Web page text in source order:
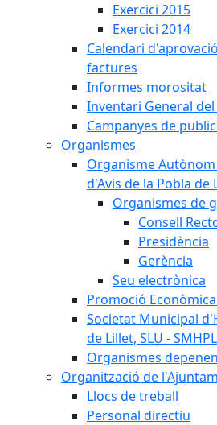
Exercici 2015
Exercici 2014
Calendari
factures
Informes morositat
Inventari General
Campanyes de
Organismes
Organisme
d'Avis de la Pobla de
Organismes de
Consell
Presidència
Gerència
Seu electrònica
Promoció
Societat Municipal
de Lillet, SLU - SMHPL
Organismes
Organització de
Llocs de treball
Personal directiu